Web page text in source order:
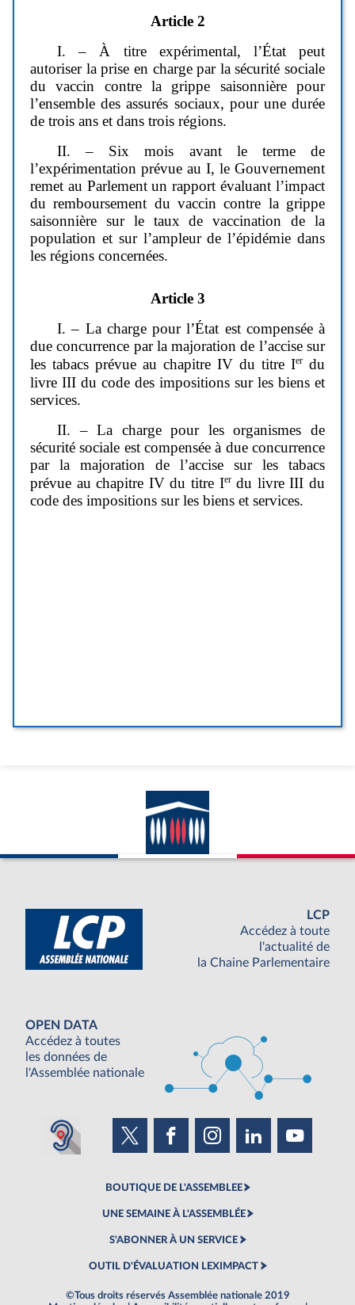
LCP
Accédez à toute
l'actualité de
la Chaine Parlementaire
OPEN DATA
Accédez à toutes
les données de
l'Assemblée nationale
BOUTIQUE DE L'ASSEMBLEE
UNE SEMAINE À L'ASSEMBLÉE
S'ABONNER À UN SERVICE
OUTIL D'ÉVALUATION LEXIMPACT
©Tous droits réservés Assemblée nationale 2019